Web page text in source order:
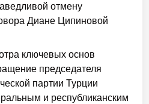
отмену
Диане Ципиновой
ключевых основ
председателя
партии Турции
и республиканским